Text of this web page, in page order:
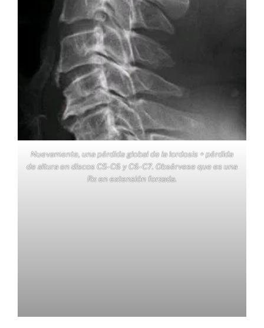
Nuevamente, una pérdida global de la lordosis + pérdida
de altura en discos C5-C6 y C6-C7. Obsérvese que es una
Rx en extensión forzada.